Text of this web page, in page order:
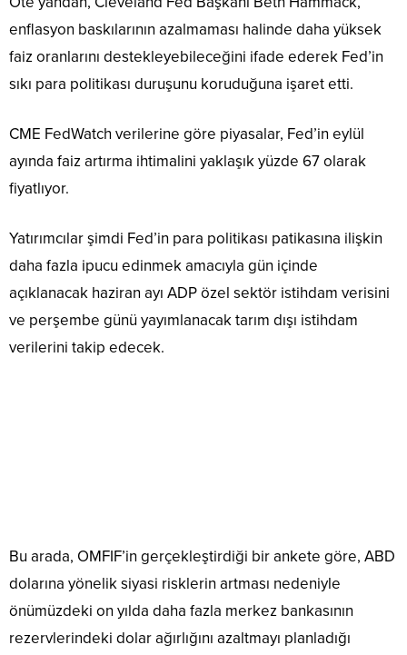
enflasyon baskılarının azalmaması halinde daha yüksek
faiz oranlarını destekleyebileceğini ifade ederek Fed’in
sıkı para politikası duruşunu koruduğuna işaret etti.
CME FedWatch verilerine göre piyasalar, Fed’in eylül
ayında faiz artırma ihtimalini yaklaşık yüzde 67 olarak
fiyatlıyor.
Yatırımcılar şimdi Fed’in para politikası patikasına ilişkin
daha fazla ipucu edinmek amacıyla gün içinde
açıklanacak haziran ayı ADP özel sektör istihdam verisini
ve perşembe günü yayımlanacak tarım dışı istihdam
verilerini takip edecek.
Bu arada, OMFIF’in gerçekleştirdiği bir ankete göre, ABD
dolarına yönelik siyasi risklerin artması nedeniyle
önümüzdeki on yılda daha fazla merkez bankasının
rezervlerindeki dolar ağırlığını azaltmayı planladığı